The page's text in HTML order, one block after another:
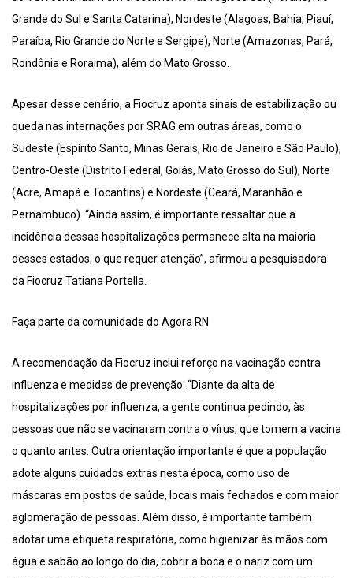
Grande do Sul e Santa Catarina), Nordeste (Alagoas, Bahia, Piauí,
Paraíba, Rio Grande do Norte e Sergipe), Norte (Amazonas, Pará,
Rondônia e Roraima), além do Mato Grosso.
Apesar desse cenário, a Fiocruz aponta sinais de estabilização ou
queda nas internações por SRAG em outras áreas, como o
Sudeste (Espírito Santo, Minas Gerais, Rio de Janeiro e São Paulo),
Centro-Oeste (Distrito Federal, Goiás, Mato Grosso do Sul), Norte
(Acre, Amapá e Tocantins) e Nordeste (Ceará, Maranhão e
Pernambuco). “Ainda assim, é importante ressaltar que a
incidência dessas hospitalizações permanece alta na maioria
desses estados, o que requer atenção”, afirmou a pesquisadora
da Fiocruz Tatiana Portella.
Faça parte da comunidade do Agora RN
A recomendação da Fiocruz inclui reforço na vacinação contra
influenza e medidas de prevenção. “Diante da alta de
hospitalizações por influenza, a gente continua pedindo, às
pessoas que não se vacinaram contra o vírus, que tomem a vacina
o quanto antes. Outra orientação importante é que a população
adote alguns cuidados extras nesta época, como uso de
máscaras em postos de saúde, locais mais fechados e com maior
aglomeração de pessoas. Além disso, é importante também
adotar uma etiqueta respiratória, como higienizar às mãos com
água e sabão ao longo do dia, cobrir a boca e o nariz com um